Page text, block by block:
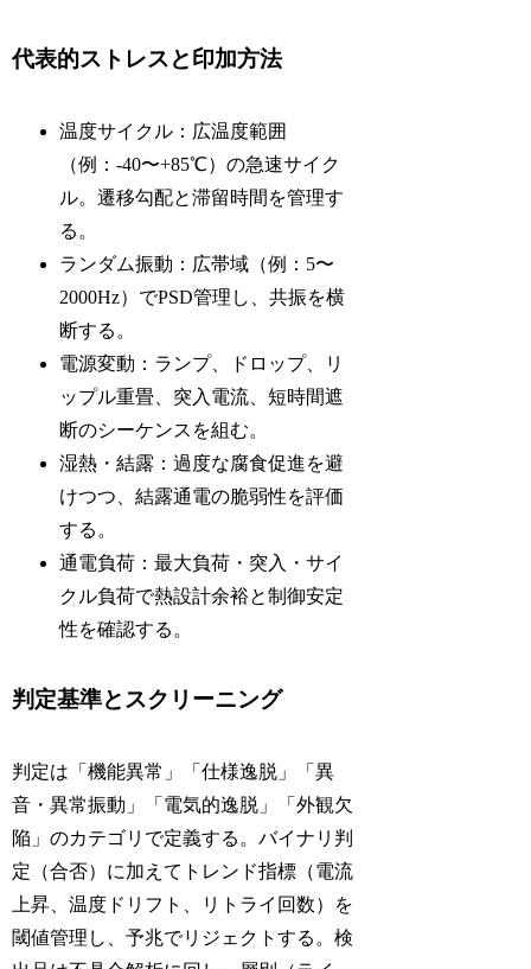
代表的ストレスと印加方法
温度サイクル：広温度範囲
（例：-40〜+85℃）の急速サイク
ル。遷移勾配と滞留時間を管理す
る。
ランダム振動：広帯域（例：5〜
2000Hz）でPSD管理し、共振を横
断する。
電源変動：ランプ、ドロップ、リ
ップル重畳、突入電流、短時間遮
断のシーケンスを組む。
湿熱・結露：過度な腐食促進を避
けつつ、結露通電の脆弱性を評価
する。
通電負荷：最大負荷・突入・サイ
クル負荷で熱設計余裕と制御安定
性を確認する。
判定基準とスクリーニング
判定は「機能異常」「仕様逸脱」「異
音・異常振動」「電気的逸脱」「外観欠
陥」のカテゴリで定義する。バイナリ判
定（合否）に加えてトレンド指標（電流
上昇、温度ドリフト、リトライ回数）を
閾値管理し、予兆でリジェクトする。検